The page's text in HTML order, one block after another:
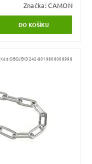
Značka:CAMON
Kód:OBOJEKD242-8019808008998